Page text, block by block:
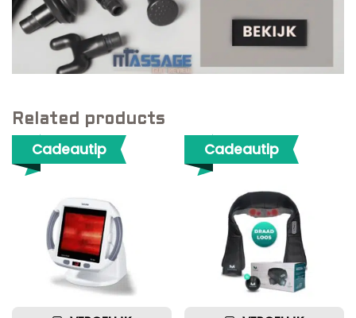
Related products
Cadeautip Cadeautip